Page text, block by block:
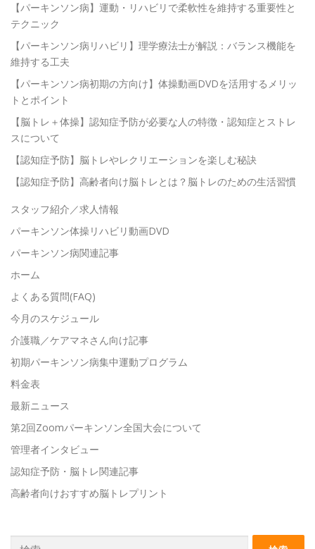
【パーキンソン病】運動・リハビリで柔軟性を維持する重要性と
テクニック
【パーキンソン病リハビリ】理学療法士が解説：バランス機能を
維持する工夫
【パーキンソン病初期の方向け】体操動画DVDを活用するメリッ
トとポイント
【脳トレ＋体操】認知症予防が必要な人の特徴・認知症とストレ
スについて
【認知症予防】脳トレやレクリエーションを楽しむ秘訣
【認知症予防】高齢者向け脳トレとは？脳トレのための生活習慣
スタッフ紹介／求人情報
パーキンソン体操リハビリ動画DVD
パーキンソン病関連記事
ホーム
よくある質問(FAQ)
今月のスケジュール
介護職／ケアマネさん向け記事
初期パーキンソン病集中運動プログラム
料金表
最新ニュース
第2回Zoomパーキンソン全国大会について
管理者インタビュー
認知症予防・脳トレ関連記事
高齢者向けおすすめ脳トレプリント